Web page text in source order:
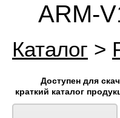
ARM-
Каталог >
Доступен для
краткий каталог